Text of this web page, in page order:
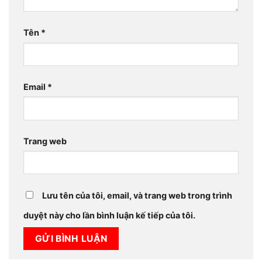
Tên *
Email *
Trang web
Lưu tên của tôi, email, và trang web trong trình
duyệt này cho lần bình luận kế tiếp của tôi.